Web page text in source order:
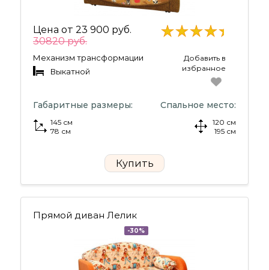
Цена от 23 900 руб.
30820 руб.
Механизм трансформации
Выкатной
Добавить в
избранное
Габаритные размеры:
145 см
78 см
Спальное место:
120 см
195 см
Купить
Прямой диван Лелик
-30%